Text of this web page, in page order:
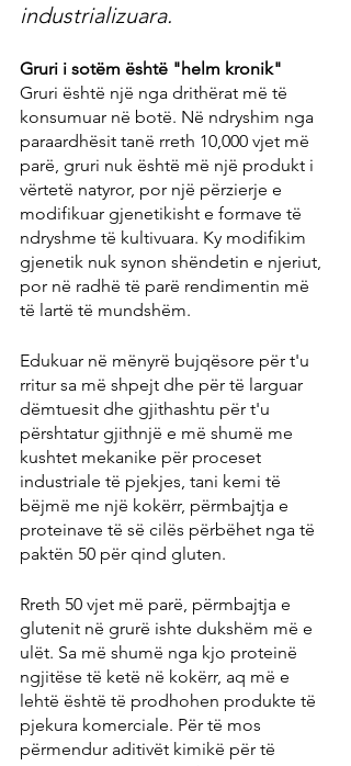
industrializuara.
Gruri i sotëm është "helm kronik"
Gruri është një nga drithërat më të
konsumuar në botë. Në ndryshim nga
paraardhësit tanë rreth 10,000 vjet më
parë, gruri nuk është më një produkt i
vërtetë natyror, por një përzierje e
modifikuar gjenetikisht e formave të
ndryshme të kultivuara. Ky modifikim
gjenetik nuk synon shëndetin e njeriut,
por në radhë të parë rendimentin më
të lartë të mundshëm.
Edukuar në mënyrë bujqësore për t'u
rritur sa më shpejt dhe për të larguar
dëmtuesit dhe gjithashtu për t'u
përshtatur gjithnjë e më shumë me
kushtet mekanike për proceset
industriale të pjekjes, tani kemi të
bëjmë me një kokërr, përmbajtja e
proteinave të së cilës përbëhet nga të
paktën 50 për qind gluten.
Rreth 50 vjet më parë, përmbajtja e
glutenit në grurë ishte dukshëm më e
ulët. Sa më shumë nga kjo proteinë
ngjitëse të ketë në kokërr, aq më e
lehtë është të prodhohen produkte të
pjekura komerciale. Për të mos
përmendur aditivët kimikë për të